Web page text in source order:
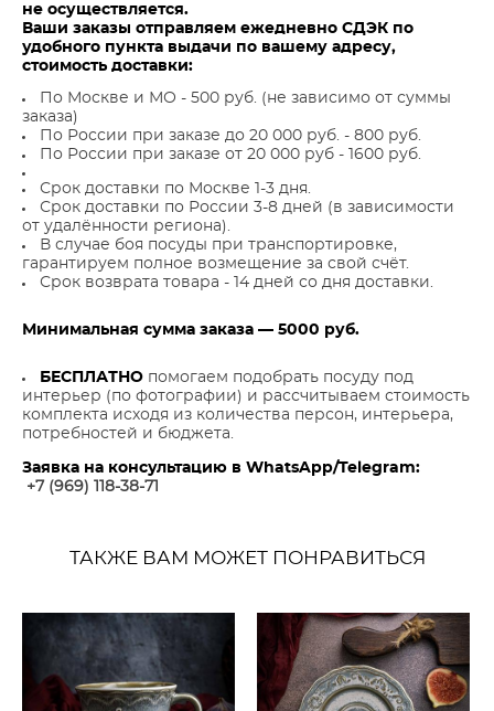
не осуществляется.
Ваши заказы отправляем ежедневно СДЭК по
удобного пункта выдачи по вашему адресу,
стоимость доставки:
По Москве и МО - 500 руб. (не зависимо от суммы
заказа)
По России при заказе до 20 000 руб. - 800 руб.
По России при заказе от 20 000 руб - 1600 руб.
Срок доставки по Москве 1-3 дня.
Срок доставки по России 3-8 дней (в зависимости
от удалённости региона).
В случае боя посуды при транспортировке,
гарантируем полное возмещение за свой счёт.
Срок возврата товара - 14 дней со дня доставки.
Минимальная сумма заказа — 5000 руб.
БЕСПЛАТНО помогаем подобрать посуду под
интерьер (по фотографии) и рассчитываем стоимость
комплекта исходя из количества персон, интерьера,
потребностей и бюджета.
Заявка на консультацию в WhatsApp/Telegram:
+7 (969) 118-38-7
ТАКЖЕ ВАМ МОЖЕТ ПОНРАВИТЬСЯ